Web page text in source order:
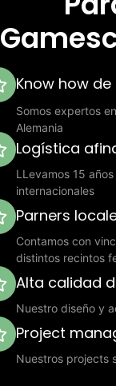
Know how
Somos expertos
Alemania
Logística
LLevamos 15
internacionales
Parners
Contamos con
distintos recintos
Alta calidad
Nuestro diseño y
Project
Nuestros projects